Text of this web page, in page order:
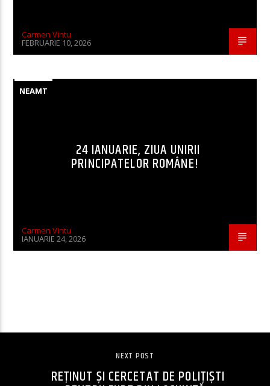
Carmen Vintu
FEBRUARIE 10, 2026
NEAMT
24 IANUARIE, ZIUA UNIRII
PRINCIPATELOR ROMÂNE!
Carmen Vintu
IANUARIE 24, 2026
NEXT POST
REŢINUT ŞI CERCETAT DE POLIŢIŞTI